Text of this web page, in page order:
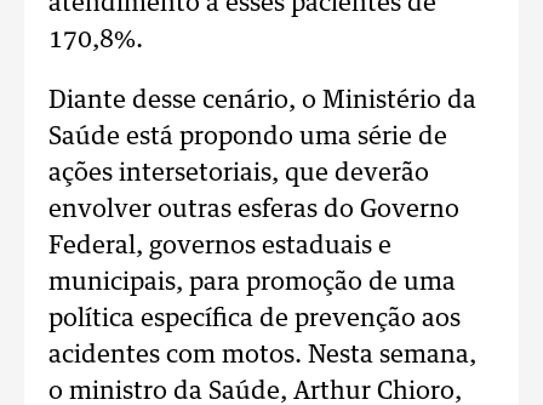
170,8%.
Diante desse cenário, o Ministério da
Saúde está propondo uma série de
ações intersetoriais, que deverão
envolver outras esferas do Governo
Federal, governos estaduais e
municipais, para promoção de uma
política específica de prevenção aos
acidentes com motos. Nesta semana,
o ministro da Saúde, Arthur Chioro,